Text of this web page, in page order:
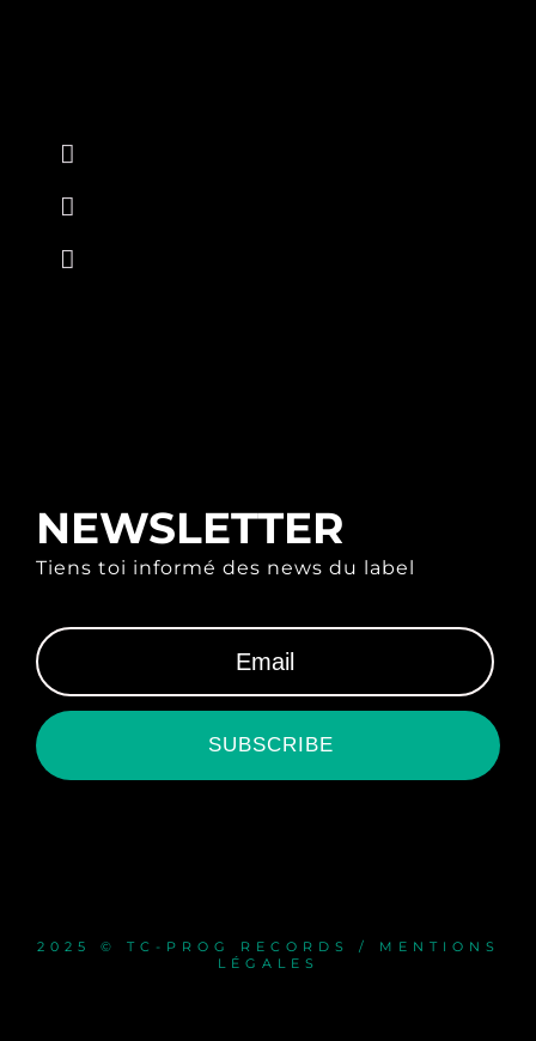
NEWSLETTER
Tiens toi informé des news du label
SUBSCRIBE
2025 © TC-PROG RECORDS / MENTIONS
LÉGALES